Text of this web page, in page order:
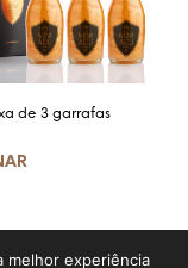
de 3 garrafas
melhor experiência